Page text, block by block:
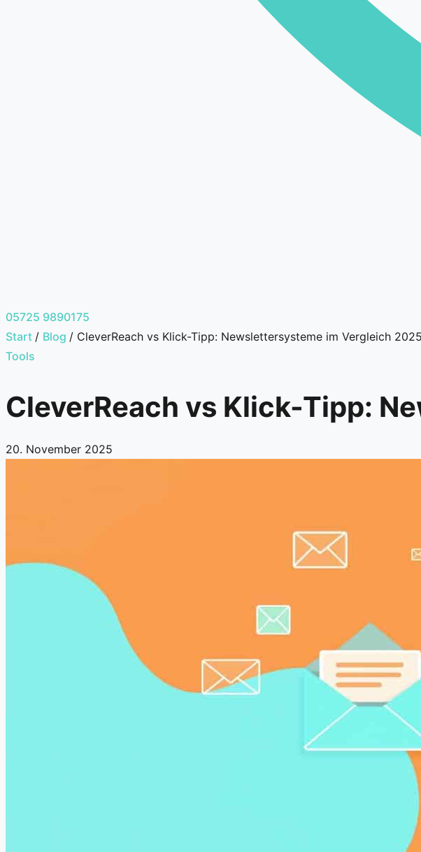
05725 9890175
Start / Blog / CleverReach vs Klick-Tipp: Newslettersysteme im Vergleich 2025
Tools
CleverReach vs Klick-Tipp:
20. November 2025